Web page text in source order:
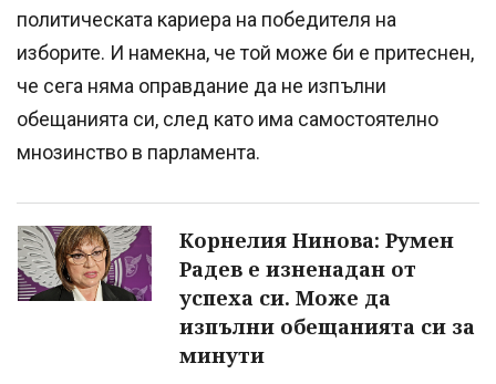
политическата кариера на победителя на
изборите. И намекна, че той може би е притеснен,
че сега няма оправдание да не изпълни
обещанията си, след като има самостоятелно
мнозинство в парламента.
Корнелия Нинова: Румен
Радев е изненадан от
успеха си. Може да
изпълни обещанията си за
минути